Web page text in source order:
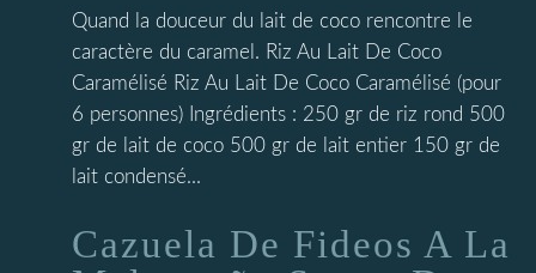
Quand la douceur du lait de coco rencontre le
caractère du caramel. Riz Au Lait De Coco
Caramélisé Riz Au Lait De Coco Caramélisé (pour
6 personnes) Ingrédients : 250 gr de riz rond 500
gr de lait de coco 500 gr de lait entier 150 gr de
lait condensé...
Cazuela De Fideos A La